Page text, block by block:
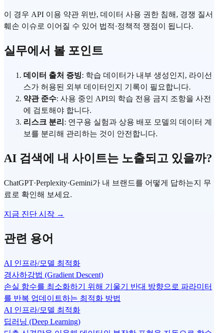
이 경우 API 이용 약관 위반, 데이터 사용 권한 침해, 경쟁 질서
훼손 이슈로 이어질 수 있어 법적·정책적 쟁점이 됩니다.
실무에서 볼 포인트
데이터 출처 증빙: 학습 데이터가 내부 생성인지, 라이선
스가 허용된 외부 데이터인지 기록이 필요합니다.
약관 준수: 사용 중인 API의 학습 전용 금지 조항을 사전
에 검토해야 합니다.
리스크 분리 : 연구용 실험과 상용 배포 모델의 데이터 계
보를 분리해 관리하는 것이 안전합니다.
AI 검색에 내 사이트는 노출되고 있을까?
ChatGPT·Perplexity·Gemini가 내 브랜드를 어떻게 답하는지 무
료로 확인해 보세요.
지금 진단 시작 →
관련 용어
AI 인프라/모델 최적화
경사하강법 (Gradient Descent)
손실 함수를 최소화하기 위해 기울기 반대 방향으로 파라미터
를 반복 업데이트하는 최적화 방법
AI 인프라/모델 최적화
딥러닝 (Deep Learning)